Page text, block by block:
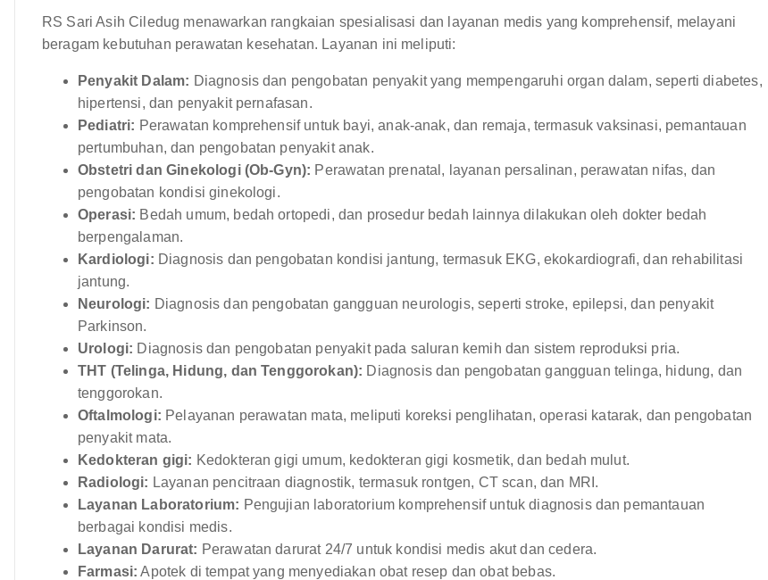
RS Sari Asih Ciledug menawarkan rangkaian spesialisasi dan layanan medis yang komprehensif, melayani
beragam kebutuhan perawatan kesehatan. Layanan ini meliputi:
Penyakit Dalam: Diagnosis dan pengobatan penyakit yang mempengaruhi organ dalam, seperti diabetes,
hipertensi, dan penyakit pernafasan.
Pediatri: Perawatan komprehensif untuk bayi, anak-anak, dan remaja, termasuk vaksinasi, pemantauan
pertumbuhan, dan pengobatan penyakit anak.
Obstetri dan Ginekologi (Ob-Gyn): Perawatan prenatal, layanan persalinan, perawatan nifas, dan
pengobatan kondisi ginekologi.
Operasi: Bedah umum, bedah ortopedi, dan prosedur bedah lainnya dilakukan oleh dokter bedah
berpengalaman.
Kardiologi: Diagnosis dan pengobatan kondisi jantung, termasuk EKG, ekokardiografi, dan rehabilitasi
jantung.
Neurologi: Diagnosis dan pengobatan gangguan neurologis, seperti stroke, epilepsi, dan penyakit
Parkinson.
Urologi: Diagnosis dan pengobatan penyakit pada saluran kemih dan sistem reproduksi pria.
THT (Telinga, Hidung, dan Tenggorokan): Diagnosis dan pengobatan gangguan telinga, hidung, dan
tenggorokan.
Oftalmologi: Pelayanan perawatan mata, meliputi koreksi penglihatan, operasi katarak, dan pengobatan
penyakit mata.
Kedokteran gigi: Kedokteran gigi umum, kedokteran gigi kosmetik, dan bedah mulut.
Radiologi: Layanan pencitraan diagnostik, termasuk rontgen, CT scan, dan MRI.
Layanan Laboratorium: Pengujian laboratorium komprehensif untuk diagnosis dan pemantauan
berbagai kondisi medis.
Layanan Darurat: Perawatan darurat 24/7 untuk kondisi medis akut dan cedera.
Farmasi: Apotek di tempat yang menyediakan obat resep dan obat bebas.